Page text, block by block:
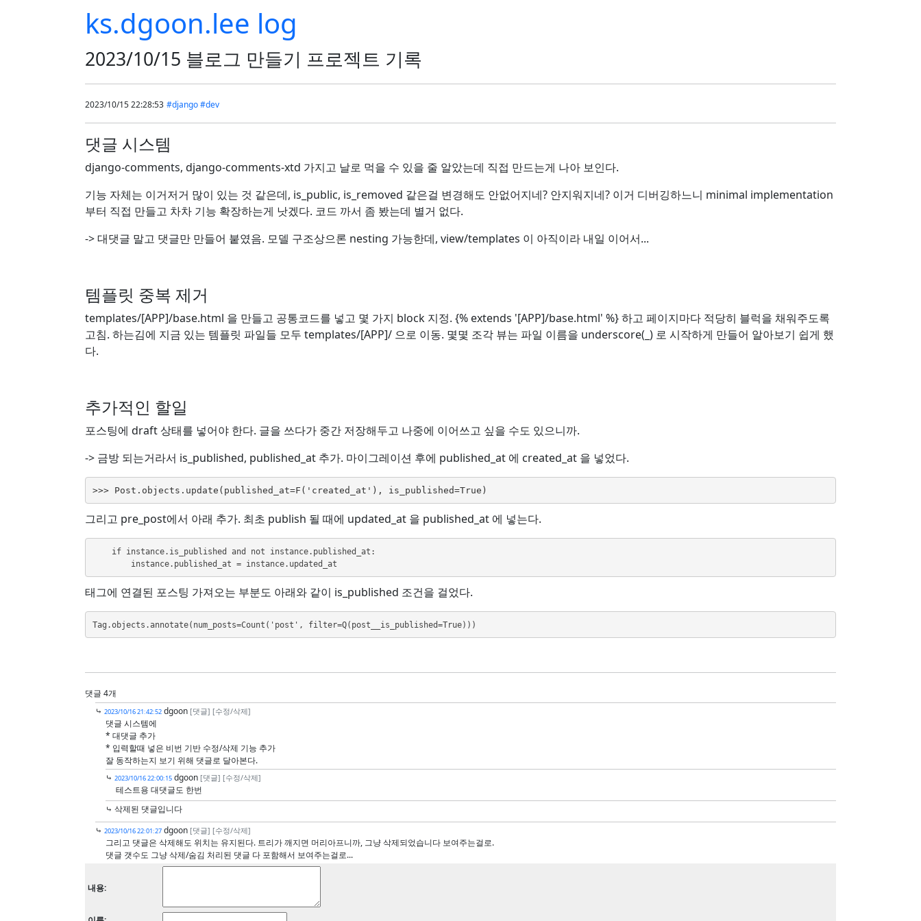
ks.dgoon.lee log
2023/10/15 블로그 만들기 프로젝트 기록
2023/10/15 22:28:53 #django#dev
댓글 시스템
django-comments, django-comments-xtd 가지고 날로 먹을 수 있을 줄 알았는데 직접 만드는게 나아 보인다.
기능 자체는 이거저거 많이 있는 것 같은데, is_public, is_removed 같은걸 변경해도 안없어지네? 안지워지네? 이거 디버깅하느니 minimal implementation
부터 직접 만들고 차차 기능 확장하는게 낫겠다. 코드 까서 좀 봤는데 별거 없다.
-> 대댓글 말고 댓글만 만들어 붙였음. 모델 구조상으론 nesting 가능한데, view/templates 이 아직이라 내일 이어서...
템플릿 중복 제거
templates/[APP]/base.html 을 만들고 공통코드를 넣고 몇 가지 block 지정. {% extends '[APP]/base.html' %} 하고 페이지마다 적당히 블럭을 채워주도록
고침. 하는김에 지금 있는 템플릿 파일들 모두 templates/[APP]/ 으로 이동. 몇몇 조각 뷰는 파일 이름을 underscore(_) 로 시작하게 만들어 알아보기 쉽게 했
다.
추가적인 할일
포스팅에 draft 상태를 넣어야 한다. 글을 쓰다가 중간 저장해두고 나중에 이어쓰고 싶을 수도 있으니까.
-> 금방 되는거라서 is_published, published_at 추가. 마이그레이션 후에 published_at 에 created_at 을 넣었다.
>>> Post.objects.update(published_at=F('created_at'), is_published=True)
그리고 pre_post에서 아래 추가. 최초 publish 될 때에 updated_at 을 published_at 에 넣는다.
    if instance.is_published and not instance.published_at:
        instance.published_at = instance.updated_at
태그에 연결된 포스팅 가져오는 부분도 아래와 같이 is_published 조건을 걸었다.
Tag.objects.annotate(num_posts=Count('post', filter=Q(post__is_published=True)))
댓글 4개
⤷ 2023/10/16 21:42:52 dgoon [댓글] [수정/삭제]
댓글 시스템에
* 대댓글 추가
* 입력할때 넣은 비번 기반 수정/삭제 기능 추가
잘 동작하는지 보기 위해 댓글로 달아본다.
⤷ 2023/10/16 22:00:15 dgoon [댓글] [수정/삭제]
테스트용 대댓글도 한번
⤷ 삭제된 댓글입니다
⤷ 2023/10/16 22:01:27 dgoon [댓글] [수정/삭제]
그리고 댓글은 삭제해도 위치는 유지된다. 트리가 깨지면 머리아프니까, 그냥 삭제되었습니다 보여주는걸로.
댓글 갯수도 그냥 삭제/숨김 처리된 댓글 다 포함해서 보여주는걸로...
내용: